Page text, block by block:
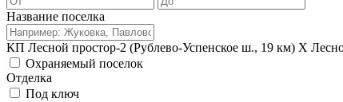
Название поселка
КП Лесной простор-2 (Рублево-Успенское ш., 19 км) X
Охраняемый поселок
Отделка
Под ключ